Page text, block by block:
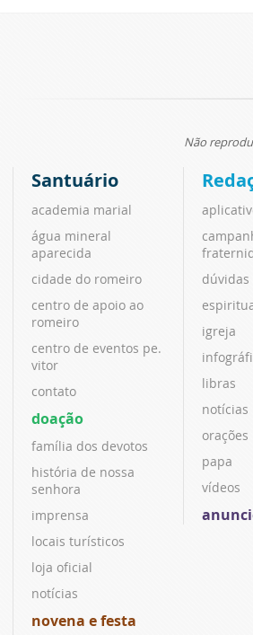
Não
Santuário
academia marial
água mineral
aparecida
cidade do romeiro
centro de apoio ao
romeiro
centro de eventos pe.
vitor
contato
doação
família dos devotos
história de nossa
senhora
imprensa
locais turísticos
loja oficial
notícias
novena e festa
dúvidas
igreja
libras
notícias
orações
papa
vídeos